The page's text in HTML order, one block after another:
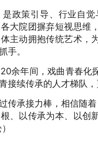
政策引导、行业自
大院团摒弃短视思维
主动拥抱传统艺术，
手。
余年间，戏曲青春化
接续传承的人才梯队
传承接力棒，相信随
、以传承为本、以创